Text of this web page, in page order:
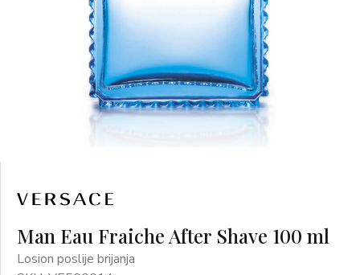
Man Eau Fraiche After Shave 100 ml
Losion poslije brijanja